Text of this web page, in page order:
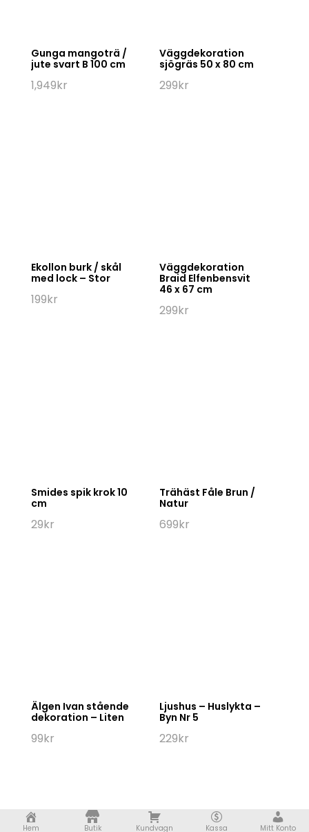
Gunga mangoträ /
jute svart B 100 cm
1,949kr
Väggdekoration
sjögräs 50 x 80 cm
299kr
Ekollon burk / skål
med lock – Stor
199kr
Väggdekoration
Braid Elfenbensvit
46 x 67 cm
299kr
Smides spik krok 10
cm
29kr
Trähäst Fåle Brun /
Natur
699kr
Älgen Ivan stående
dekoration – Liten
99kr
Ljushus – Huslykta –
Byn Nr 5
229kr
Hem Butik Kundvagn Kassa Mitt Konto